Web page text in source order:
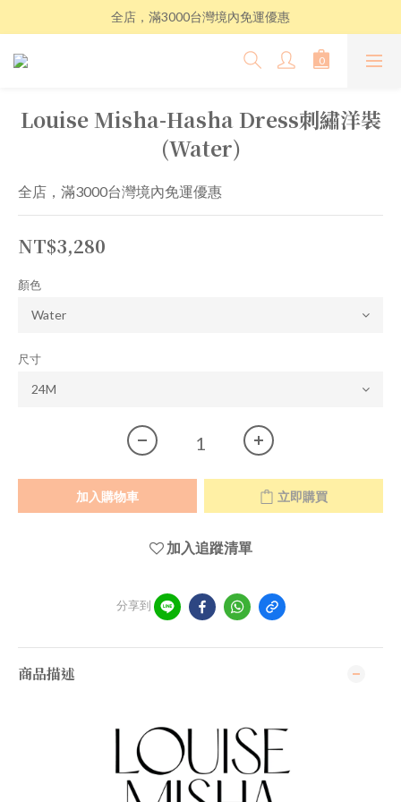
全店，滿3000台灣境內免運優惠
Louise Misha-Hasha Dress刺繡洋裝
(Water)
全店，滿3000台灣境內免運優惠
NT$3,280
顏色
尺寸
加入購物車 立即購買
加入追蹤清單
分享到
商品描述